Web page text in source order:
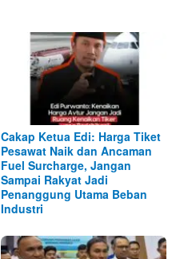
Cakap Ketua Edi: Harga Tiket
Pesawat Naik dan Ancaman
Fuel Surcharge, Jangan
Sampai Rakyat Jadi
Penanggung Utama Beban
Industri